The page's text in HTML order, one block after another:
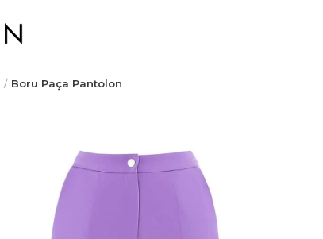
Boru Paça Pantolon